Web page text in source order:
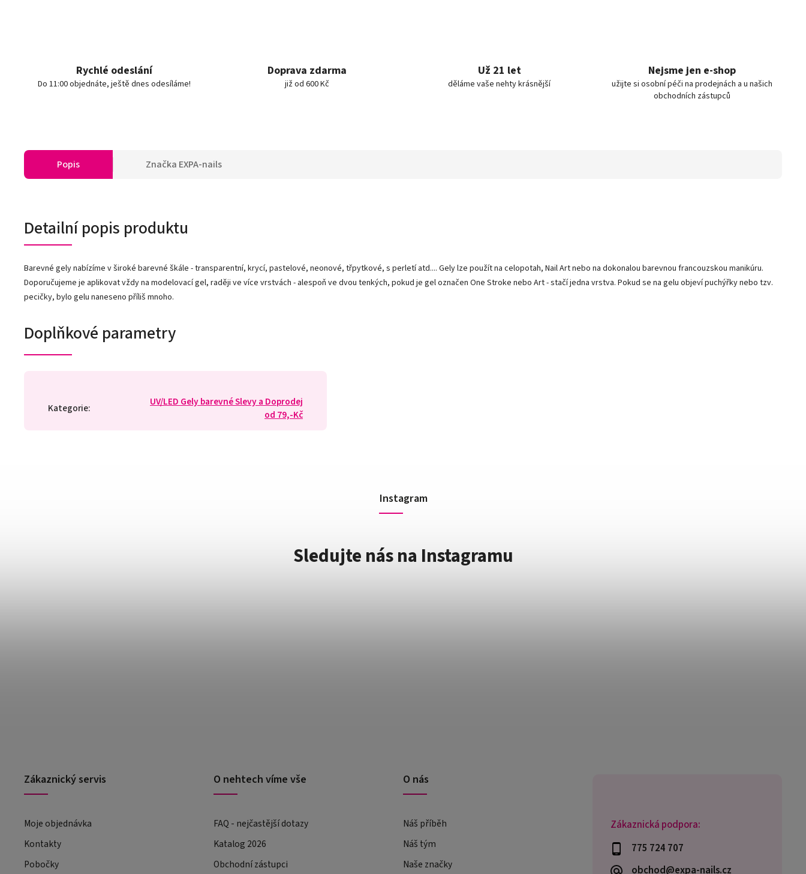
Rychlé odeslání
Do 11:00 objednáte, ještě dnes odesíláme!
Doprava zdarma
již od 600 Kč
Už 21 let
děláme vaše nehty krásnější
Nejsme jen e-shop
užijte si osobní péči na prodejnách a u našich
obchodních zástupců
Popis Značka EXPA-nails
Detailní popis produktu
Barevné gely nabízíme v široké barevné škále - transparentní, krycí, pastelové, neonové, třpytkové, s perletí atd.... Gely lze použít na celopotah, Nail Art nebo na dokonalou barevnou francouzskou manikúru.
Doporučujeme je aplikovat vždy na modelovací gel, raději ve více vrstvách - alespoň ve dvou tenkých, pokud je gel označen One Stroke nebo Art - stačí jedna vrstva. Pokud se na gelu objeví puchýřky nebo tzv.
pecičky, bylo gelu naneseno příliš mnoho.
Doplňkové parametry
Kategorie:
UV/LED Gely barevné Slevy a Doprodej
od 79,-Kč
Zákaznická podpora:
775 724 707
obchod@expa-nails.cz
Instagram
Sledujte nás na Instagramu
Zákaznický servis
Moje objednávka
Kontakty
Pobočky
O nehtech víme vše
FAQ - nejčastější dotazy
Katalog 2026
Obchodní zástupci
O nás
Náš příběh
Náš tým
Naše značky